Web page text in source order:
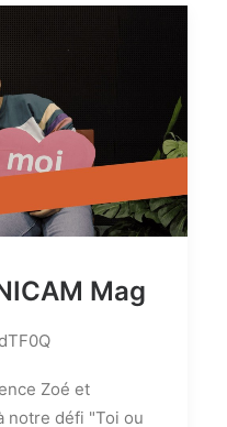
Mag
Zoé et
notre défi "Toi ou